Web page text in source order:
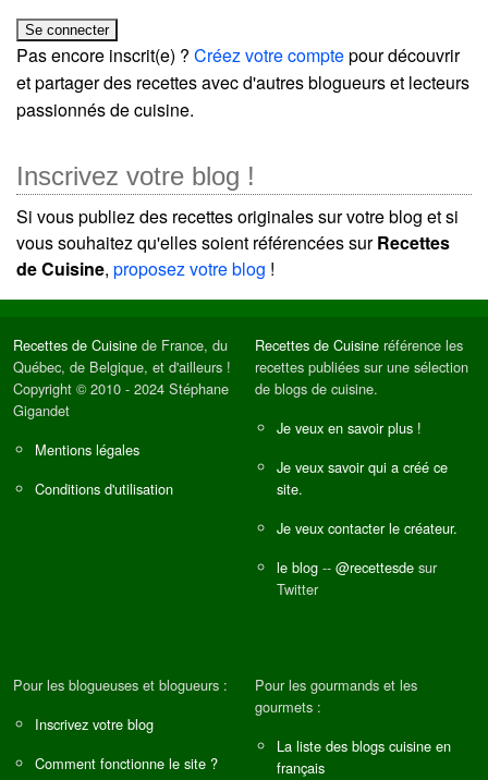
Pas encore inscrit(e) ? Créez votre comptepour découvrir
et partager des recettes avec d'autres blogueurs et lecteurs
passionnés de cuisine.
Inscrivez votre blog !
Si vous publiez des recettes originales sur votre blog et si
vous souhaitez qu'elles soient référencées surRecettes
de Cuisine, proposez votre blog !
Recettes de Cuisine de France, du
Québec, de Belgique, et d'ailleurs !
Copyright © 2010 - 2024 Stéphane
Gigandet
Mentions légales
Conditions d'utilisation
Recettes de Cuisine référence les
recettes publiées sur une sélection
de blogs de cuisine.
Je veux en savoir plus !
Je veux savoir qui a créé ce
site.
Je veux contacter le créateur.
le blog -- @recettesde sur
Twitter
Pour les blogueuses et blogueurs :
Inscrivez votre blog
Comment fonctionne le site ?
Pour les gourmands et les
gourmets :
La liste des blogs cuisine en
français